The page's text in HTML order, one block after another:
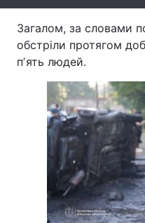
Тема оформлення
Загалом, за словами
обстріли протягом
пʼять людей.